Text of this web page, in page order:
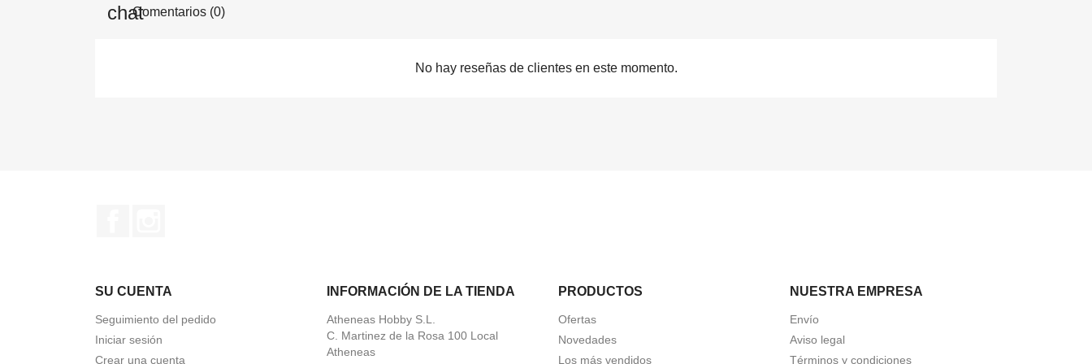
Comentarios (0)
No hay reseñas de clientes en este momento.
SU CUENTA
Seguimiento del pedido
Iniciar sesión
Crear una cuenta
INFORMACIÓN DE LA TIENDA
Atheneas Hobby S.L.
C. Martinez de la Rosa 100 Local
Atheneas
PRODUCTOS
Ofertas
Novedades
Los más vendidos
NUESTRA EMPRESA
Envío
Aviso legal
Términos y condiciones